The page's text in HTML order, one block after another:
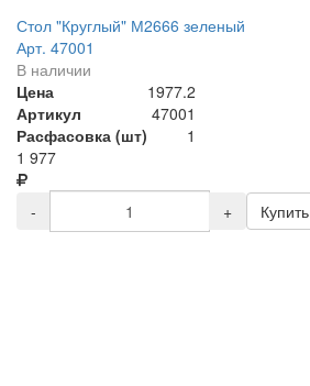
Стол "Круглый" М2666 зеленый
Арт. 47001
В наличии
Цена
1977.2
Артикул
47001
Расфасовка (шт)
1
1 977
- + Купить